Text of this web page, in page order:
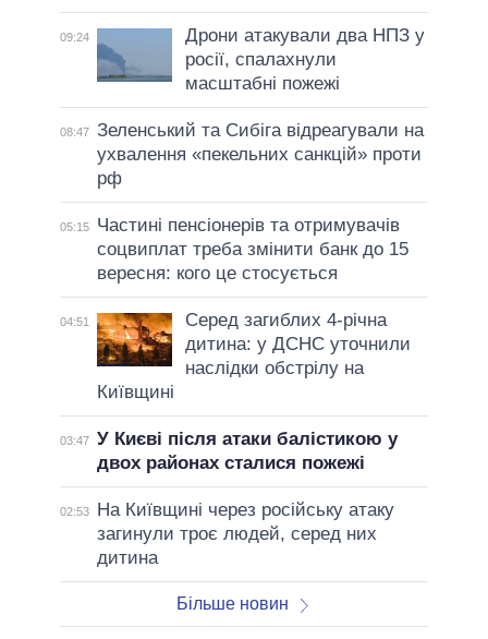
09:24
Дрони атакували два НПЗ у
росії, спалахнули
масштабні пожежі
08:47 Зеленський та Сибіга відреагували на
ухвалення «пекельних санкцій» проти
рф
05:15
Частині пенсіонерів та отримувачів
соцвиплат треба змінити банк до 15
вересня: кого це стосується
04:51
Серед загиблих 4-річна
дитина: у ДСНС уточнили
наслідки обстрілу на
Київщині
03:47 У Києві після атаки балістикою у
двох районах сталися пожежі
02:53
На Київщині через російську атаку
загинули троє людей, серед них
дитина
Більше новин